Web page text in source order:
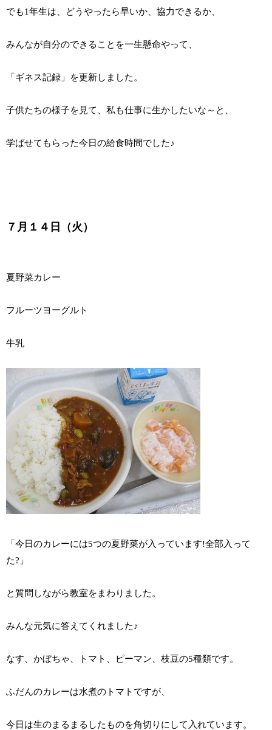
でも1年生は、どうやったら早いか、協力できるか、
みんなが自分のできることを一生懸命やって、
「ギネス記録」を更新しました。
子供たちの様子を見て、私も仕事に生かしたいな～と、
学ばせてもらった今日の給食時間でした♪
７月１４日（火）
夏野菜カレー
フルーツヨーグルト
牛乳
「今日のカレーには5つの夏野菜が入っています!全部入って
た?」
と質問しながら教室をまわりました。
みんな元気に答えてくれました♪
なす、かぼちゃ、トマト、ピーマン、枝豆の5種類です。
ふだんのカレーは水煮のトマトですが、
今日は生のまるまるしたものを角切りにして入れています。